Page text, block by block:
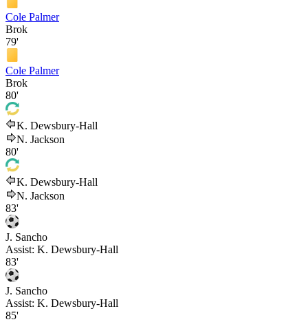
Cole Palmer
Brok
79'
Cole Palmer
Brok
80'
K. Dewsbury-Hall
N. Jackson
80'
K. Dewsbury-Hall
N. Jackson
83'
J. Sancho
Assist: K. Dewsbury-Hall
83'
J. Sancho
Assist: K. Dewsbury-Hall
85'